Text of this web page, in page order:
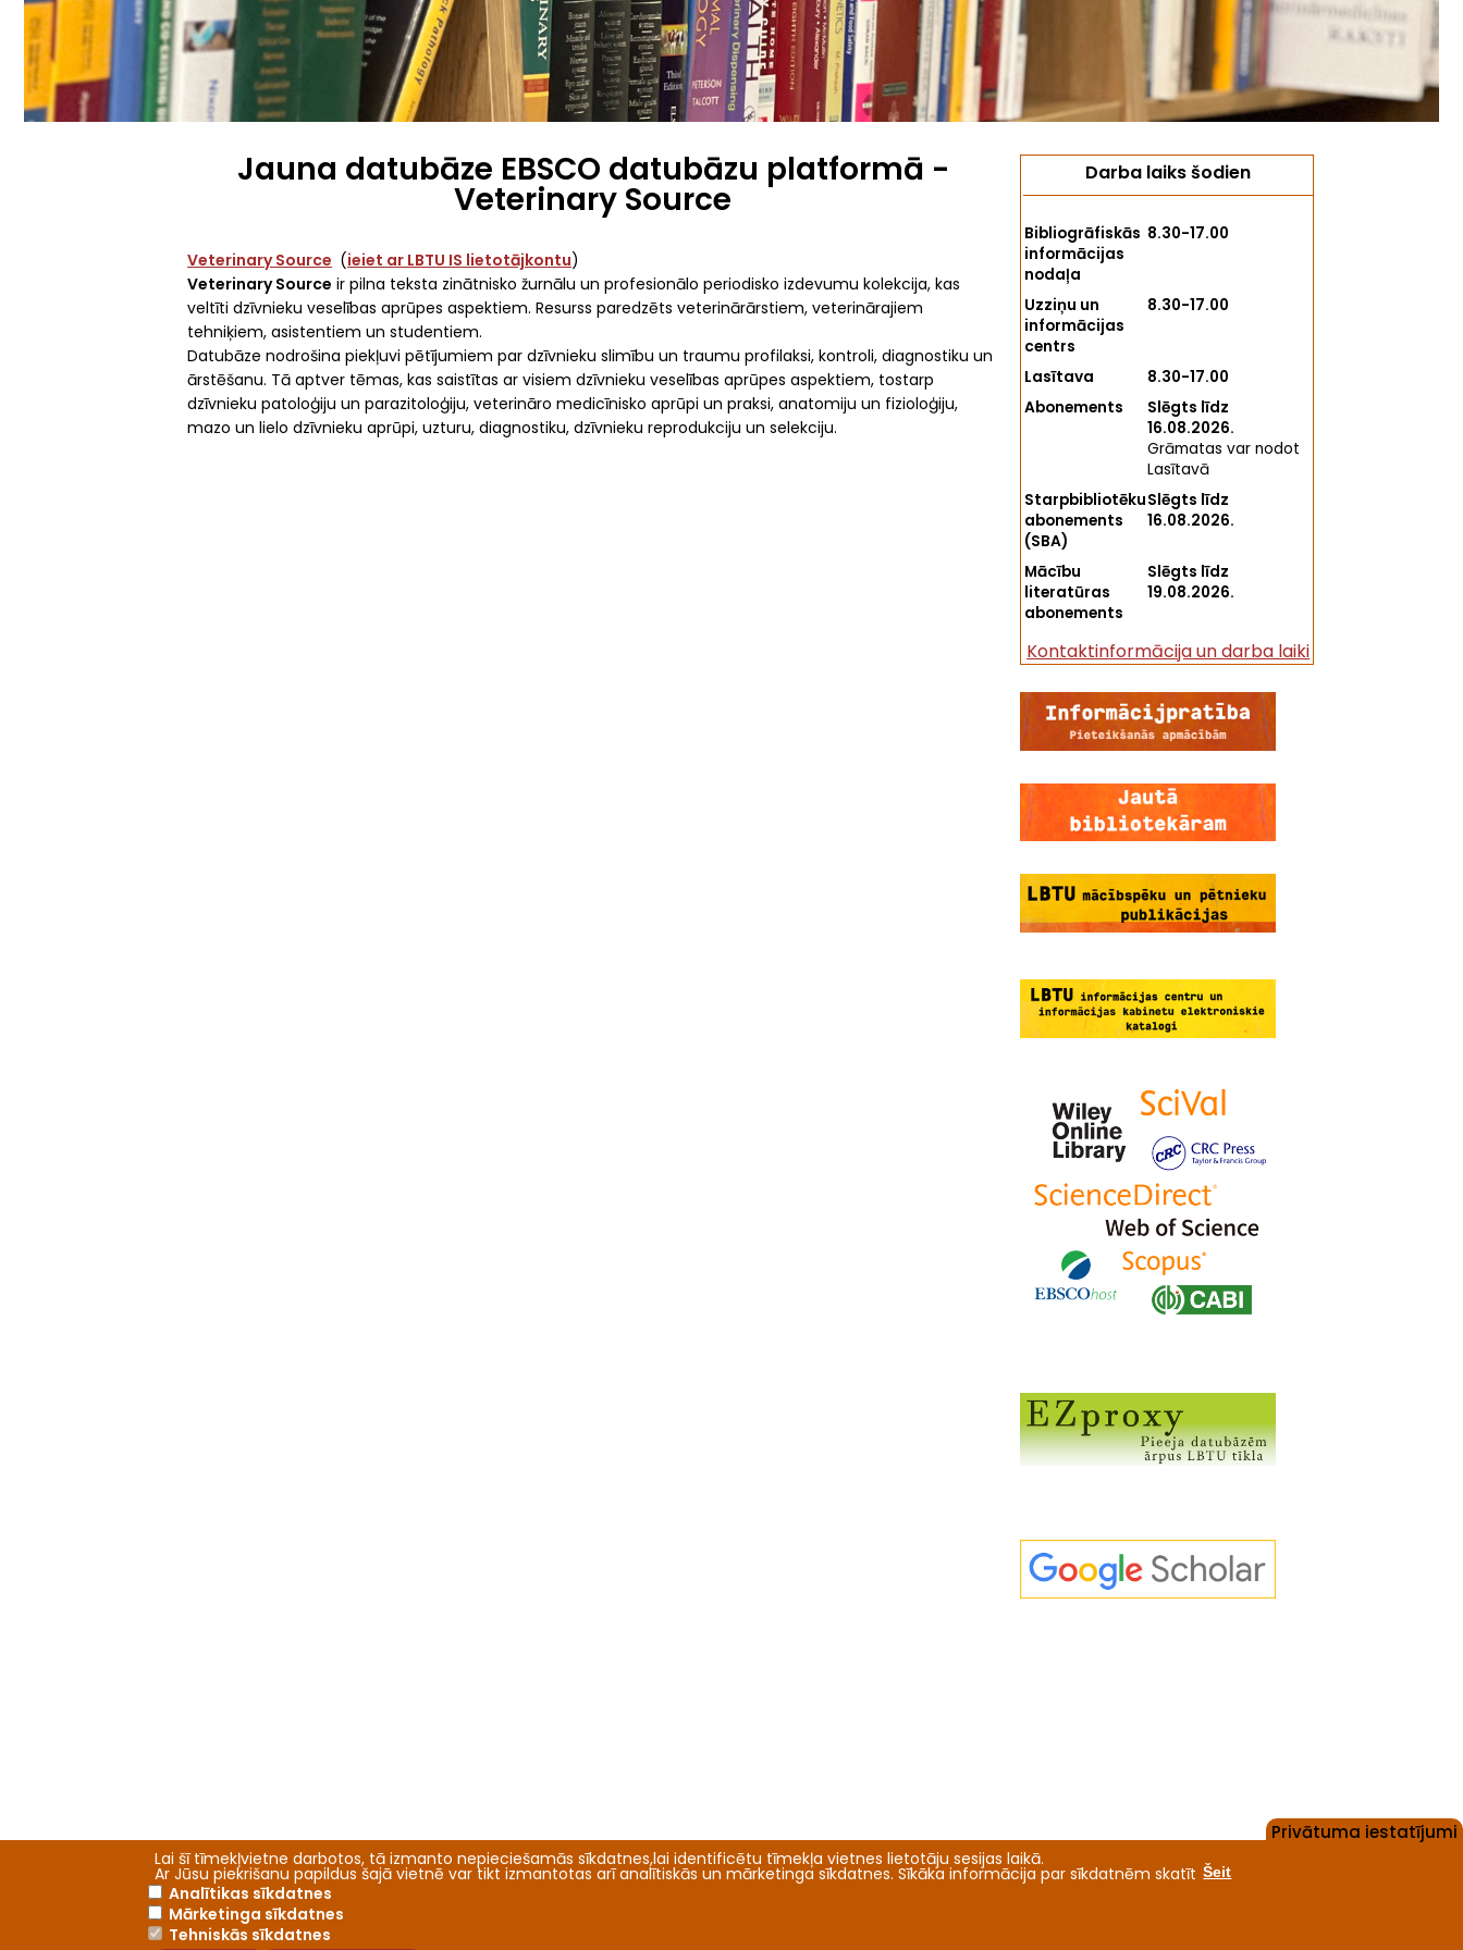
Jauna datubāze EBSCO datubāzu platformā -
Veterinary Source
Veterinary Source (ieiet ar LBTU IS lietotājkontu)
Veterinary Source ir pilna teksta zinātnisko žurnālu un profesionālo periodisko izdevumu kolekcija, kas
veltīti dzīvnieku veselības aprūpes aspektiem. Resurss paredzēts veterinārārstiem, veterinārajiem
tehniķiem, asistentiem un studentiem.
Datubāze nodrošina piekļuvi pētījumiem par dzīvnieku slimību un traumu profilaksi, kontroli, diagnostiku un
ārstēšanu. Tā aptver tēmas, kas saistītas ar visiem dzīvnieku veselības aprūpes aspektiem, tostarp
dzīvnieku patoloģiju un parazitoloģiju, veterināro medicīnisko aprūpi un praksi, anatomiju un fizioloģiju,
mazo un lielo dzīvnieku aprūpi, uzturu, diagnostiku, dzīvnieku reprodukciju un selekciju.
Darba laiks šodien
Bibliogrāfiskās
informācijas
nodaļa
8.30-17.00
Uzziņu un
informācijas
centrs
8.30-17.00
Lasītava
8.30-17.00
Abonements
Slēgts līdz
16.08.2026.
Grāmatas var nodot
Lasītavā
Starpbibliotēku
abonements
(SBA)
Slēgts līdz
16.08.2026.
Mācību
literatūras
abonements
Slēgts līdz
19.08.2026.
Kontaktinformācija un darba laiki
Privātuma iestatījumi
Lai šī tīmekļvietne darbotos, tā izmanto nepieciešamās sīkdatnes,lai identificētu tīmekļa vietnes lietotāju sesijas laikā.
Ar Jūsu piekrišanu papildus šajā vietnē var tikt izmantotas arī analītiskās un mārketinga sīkdatnes. Sīkāka informācija par sīkdatnēm skatīt Šeit
Analītikas sīkdatnes
Mārketinga sīkdatnes
Tehniskās sīkdatnes